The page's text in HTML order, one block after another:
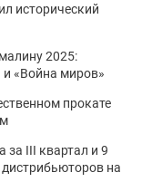
исторический
2025:
«Война миров»
прокате
III квартал и 9
на